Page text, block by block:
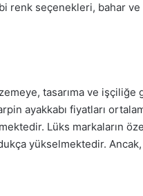
renk seçenekleri, bahar
tasarıma ve
ayakkabı fiyatları
Lüks markaların
yükselmektedir.